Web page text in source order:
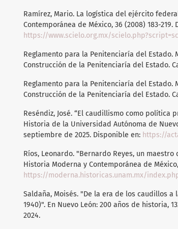
Ramírez, Mario. La logística del ejército
Contemporánea de México, 36 (2008) 183-219.
https://www.scielo.org.mx/
Reglamento para la Penitenciaría del Estado.
Construcción de la Penitenciaría del Estado.
Reglamento para la Penitenciaría del Estado.
Construcción de la Penitenciaría del Estado.
Reséndiz, José. “El caudillismo como
Historia de la Universidad Autónoma de
septiembre de 2025. Disponible en: https://
Ríos, Leonardo. "Bernardo Reyes, un
Historia Moderna y Contemporánea de
https://moderna.historicas.unam.mx/
Saldaña, Moisés. "De la era de los caudillos
1940)". En Nuevo León: 200 años de historia,
2024.